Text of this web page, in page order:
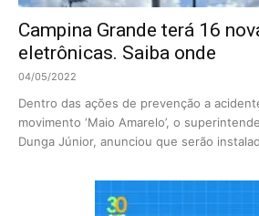
Campina Grande terá 16
eletrônicas. Saiba onde
04/05/2022
Dentro das ações de prevenção a
movimento ‘Maio Amarelo’, o
Dunga Júnior, anunciou que serão